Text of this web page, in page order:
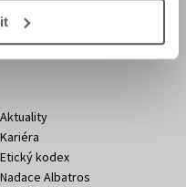
Kontakty Albatros Media
Aktuality
Kariéra
Etický kodex
Nadace Albatros